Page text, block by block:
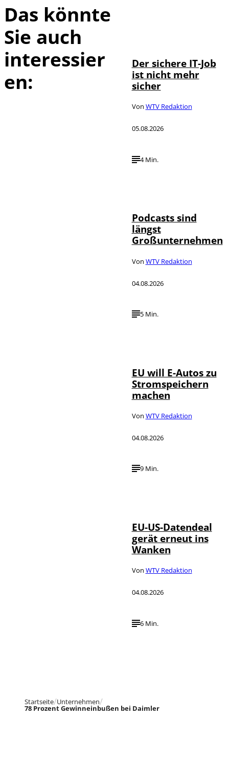
Das könnte
Sie auch
interessier
en:
Der sichere IT-Job
ist nicht mehr
sicher
Von WTV Redaktion
05.08.2026
4 Min.
Podcasts sind
längst
Großunternehmen
Von WTV Redaktion
04.08.2026
5 Min.
EU will E-Autos zu
Stromspeichern
machen
Von WTV Redaktion
04.08.2026
9 Min.
EU-US-Datendeal
gerät erneut ins
Wanken
Von WTV Redaktion
04.08.2026
6 Min.
Startseite Unternehmen
78 Prozent Gewinneinbußen bei Daimler